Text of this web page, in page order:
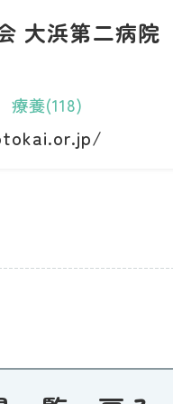
大浜第二病院
療養(118)